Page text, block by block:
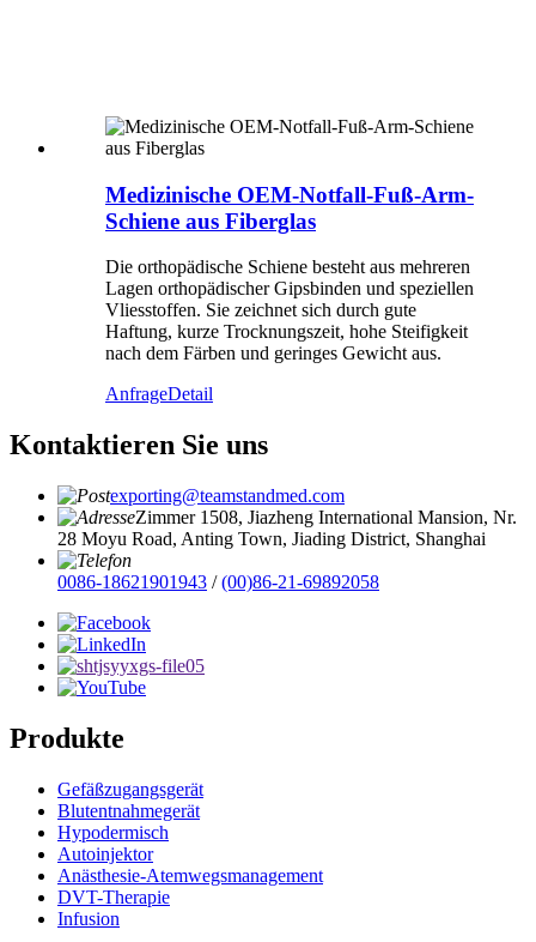
Medizinische OEM-Notfall-Fuß-Arm-
Schiene aus Fiberglas
Die orthopädische Schiene besteht aus mehreren
Lagen orthopädischer Gipsbinden und speziellen
Vliesstoffen. Sie zeichnet sich durch gute
Haftung, kurze Trocknungszeit, hohe Steifigkeit
nach dem Färben und geringes Gewicht aus.
AnfrageDetail
Kontaktieren Sie uns
exporting@teamstandmed.com
Zimmer 1508, Jiazheng International Mansion, Nr.
28 Moyu Road, Anting Town, Jiading District, Shanghai
0086-18621901943 /(00)86-21-69892058
Produkte
Gefäßzugangsgerät
Blutentnahmegerät
Hypodermisch
Autoinjektor
Anästhesie-Atemwegsmanagement
DVT-Therapie
Infusion